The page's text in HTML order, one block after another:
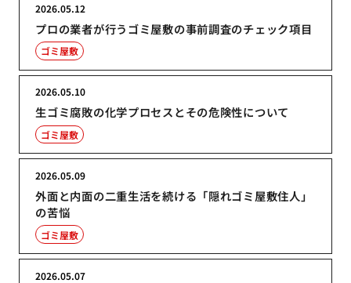
プロの業者が行うゴミ屋敷の事前調査のチェック項目
2026.05.12
ゴミ屋敷
生ゴミ腐敗の化学プロセスとその危険性について
2026.05.10
ゴミ屋敷
外面と内面の二重生活を続ける「隠れゴミ屋敷住人」
の苦悩
2026.05.09
ゴミ屋敷
2026.05.07